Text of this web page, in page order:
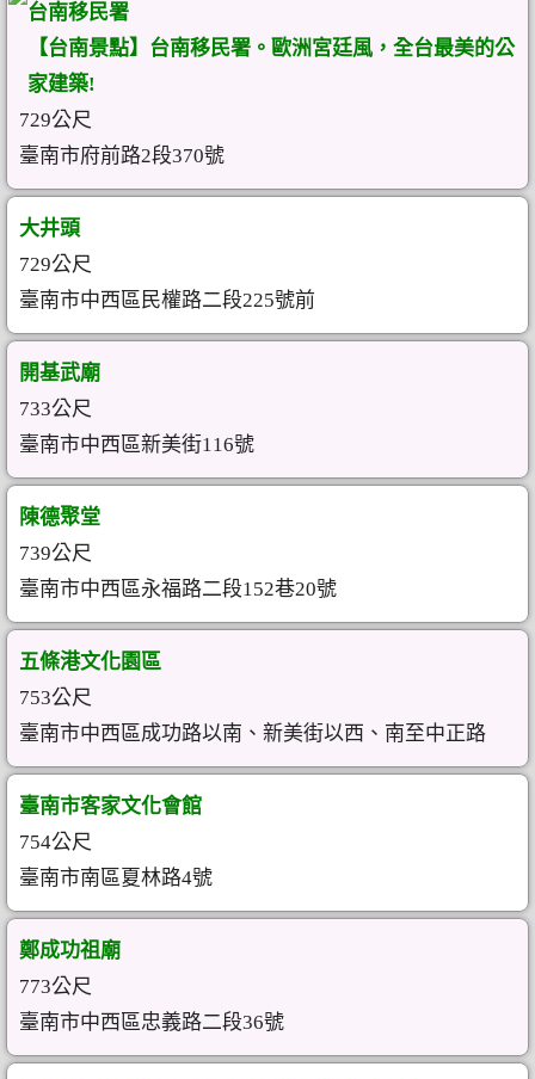
台南移民署
【台南景點】台南移民署。歐洲宮廷風，全台最美的公
家建築!
729公尺
臺南市府前路2段370號
大井頭
729公尺
臺南市中西區民權路二段225號前
開基武廟
733公尺
臺南市中西區新美街116號
陳德聚堂
739公尺
臺南市中西區永福路二段152巷20號
五條港文化園區
753公尺
臺南市中西區成功路以南、新美街以西、南至中正路
臺南市客家文化會館
754公尺
臺南市南區夏林路4號
鄭成功祖廟
773公尺
臺南市中西區忠義路二段36號